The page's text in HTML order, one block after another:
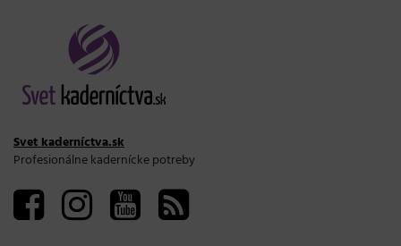
Svet kaderníctva.sk
Profesionálne kadernícke potreby